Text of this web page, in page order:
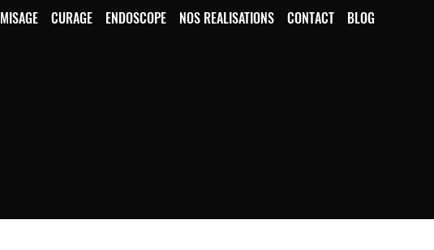
CURAGE ENDOSCOPE NOS REALISATIONS CONTACT BLOG